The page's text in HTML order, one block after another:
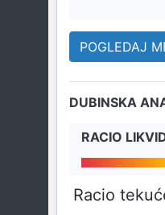
POGLEDAJ
DUBINSKA
RACIO
Racio